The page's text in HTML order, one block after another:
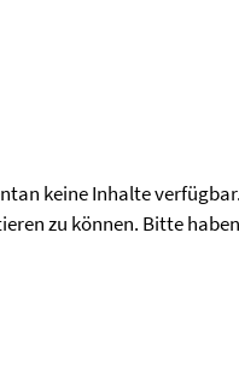
keine Inhalte
zu können. Bitte